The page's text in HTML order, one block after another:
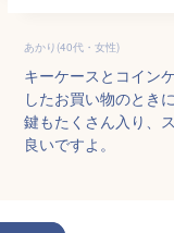
あかり(40代・女性)
キーケースとコイン
したお買い物のとき
鍵もたくさん入り、
良いですよ。